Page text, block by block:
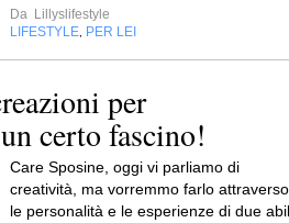
Da Lillyslifestyle
LIFESTYLE, PER LEI
per
certo fascino!
Care Sposine, oggi vi parliamo di
creatività, ma vorremmo farlo attraverso
le personalità e le esperienze di due